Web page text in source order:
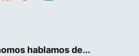
hablamos de...